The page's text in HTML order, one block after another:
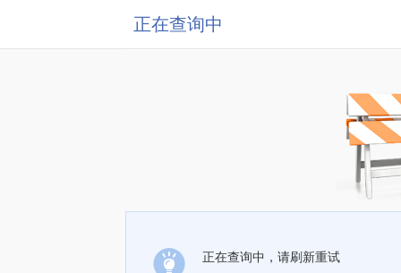
正在查询中
正在查询中，请刷新重试